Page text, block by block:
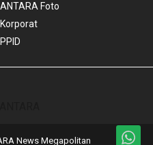
ANTARA Foto
Korporat
PPID
News Megapolitan